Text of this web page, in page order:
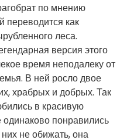
по мнению
переводится как
леса.
версия этого
время неподалеку от
В ней росло двое
храбрых и добрых. Так
в красивую
понравились
не обижать, она